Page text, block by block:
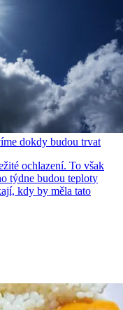
dokdy budou trvat
ochlazení. To však
týdne budou teploty
kdy by měla tato